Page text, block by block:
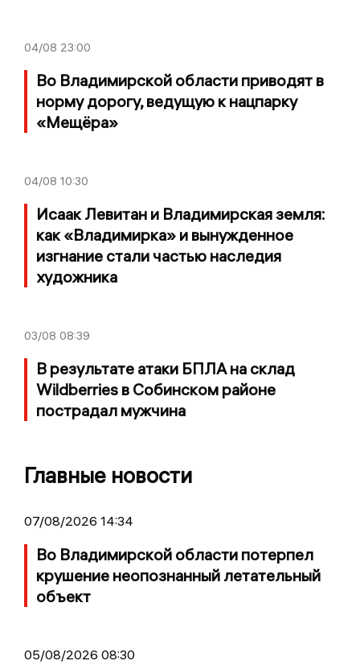
04/08 23:00
Во Владимирской области приводят в
норму дорогу, ведущую к нацпарку
«Мещёра»
04/08 10:30
Исаак Левитан и Владимирская земля:
как «Владимирка» и вынужденное
изгнание стали частью наследия
художника
03/08 08:39
В результате атаки БПЛА на склад
Wildberries в Собинском районе
пострадал мужчина
Главные новости
07/08/2026 14:34
Во Владимирской области потерпел
крушение неопознанный летательный
объект
05/08/2026 08:30